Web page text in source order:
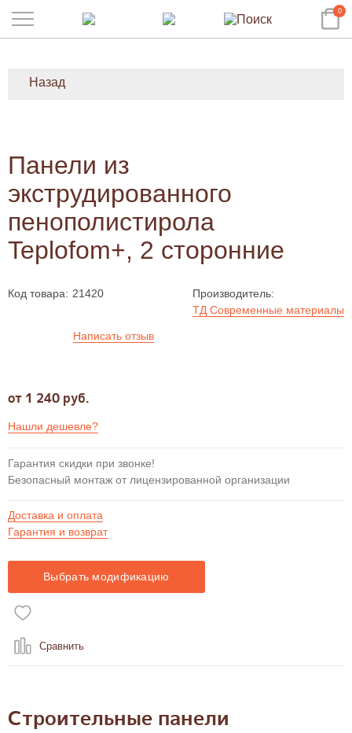
0
Назад
Панели из
экструдированного
пенополистирола
Teplofom+, 2 сторонние
Код товара: 21420
Производитель:
ТД Современные материалы
Написать отзыв
от 1 240 руб.
Нашли дешевле?
Гарантия скидки при звонке!
Безопасный монтаж от лицензированной организации
Доставка и оплата
Гарантия и возврат
Выбрать модификацию
Сравнить
Строительные панели